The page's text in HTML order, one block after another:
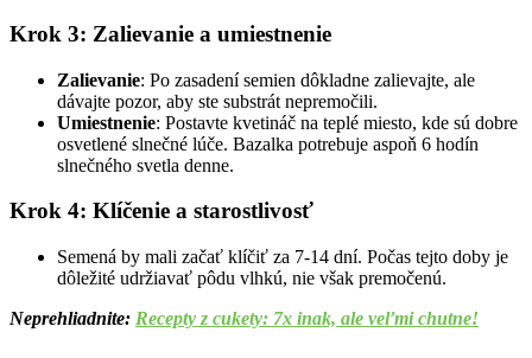
Krok 3: Zalievanie a umiestnenie
Zalievanie: Po zasadení semien dôkladne zalievajte, ale
dávajte pozor, aby ste substrát nepremočili.
Umiestnenie: Postavte kvetináč na teplé miesto, kde sú dobre
osvetlené slnečné lúče. Bazalka potrebuje aspoň 6 hodín
slnečného svetla denne.
Krok 4: Klíčenie a starostlivosť
Semená by mali začať klíčiť za 7-14 dní. Počas tejto doby je
dôležité udržiavať pôdu vlhkú, nie však premočenú.
Neprehliadnite: Recepty z cukety: 7x inak, ale veľmi chutne!